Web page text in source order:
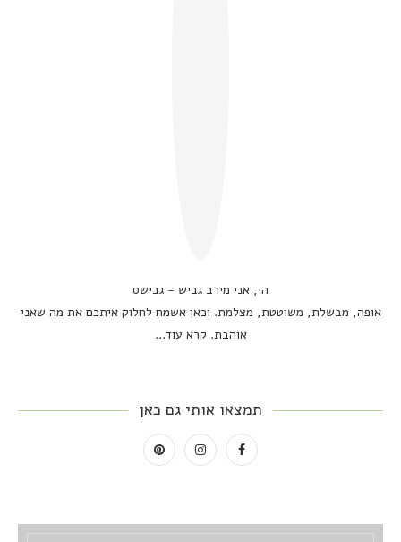
הי, אני מירב גביש - גבישס
אופה, מבשלת, משוטטת, מצלמת. וכאן אשמח לחלוק איתכם את מה שאני
אוהבת. קרא עוד...
תמצאו אותי גם כאן